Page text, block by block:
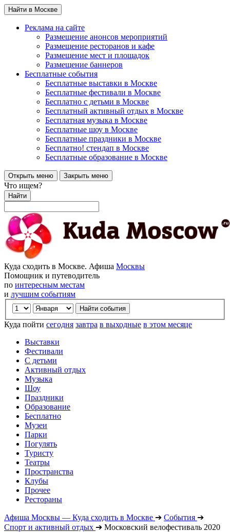
Найти в Москве
Реклама на сайте
Размещение анонсов мероприятий
Размещение ресторанов и кафе
Размещение мест и площадок
Размещение баннеров
Бесплатные события
Бесплатные выставки в Москве
Бесплатные фестивали в Москве
Бесплатно с детьми в Москве
Бесплатный активный отдых в Москве
Бесплатная музыка в Москве
Бесплатные шоу в Москве
Бесплатные праздники в Москве
Бесплатно! стендап в Москве
Бесплатные образование в Москве
Открыть меню Закрыть меню
Что ищем?
Найти
Куда сходить в Москве. Афиша Москвы
Помощник и путеводитель
по интересным местам
и лучшим событиям
Куда пойти сегодня завтра в выходные в этом месяце
Выставки
Фестивали
С детьми
Активный отдых
Музыка
Шоу
Праздники
Образование
Бесплатно
Музеи
Парки
Погулять
Туристу
Театры
Пространства
Клубы
Прочее
Рестораны
Афиша Москвы — Куда сходить в Москве ➔ События ➔
Спорт и активный отдых ➔ Московский велофестиваль 2020